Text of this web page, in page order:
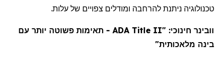
טכנולוגיה ניתנת להרחבה ומודלים צפויים של עלות.
וובינר חינוכי: "ADA Title II - תאימות פשוטה יותר עם
בינה מלאכותית"